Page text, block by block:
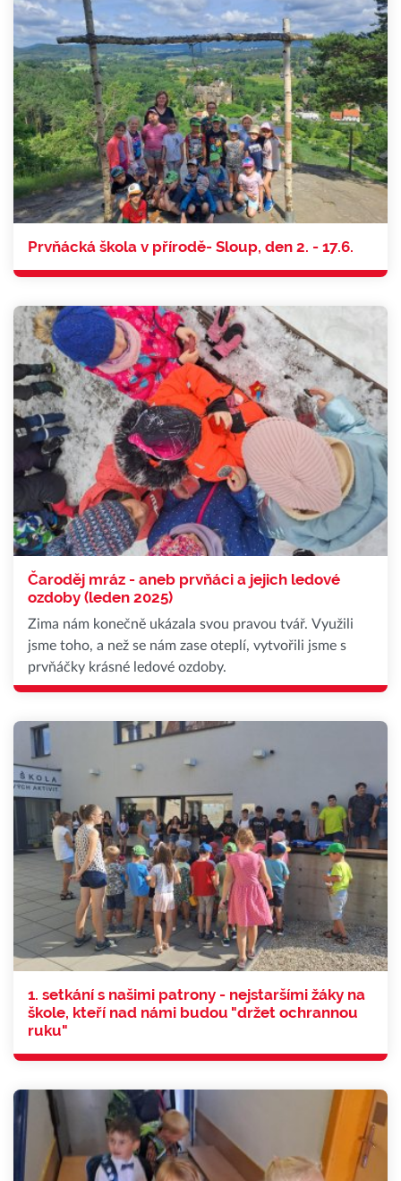
Prvňácká škola v přírodě- Sloup, den 2. - 17.6.
Čaroděj mráz - aneb prvňáci a jejich ledové
ozdoby (leden 2025)
Zima nám konečně ukázala svou pravou tvář. Využili
jsme toho, a než se nám zase oteplí, vytvořili jsme s
prvňáčky krásné ledové ozdoby.
1. setkání s našimi patrony - nejstaršími žáky na
škole, kteří nad námi budou "držet ochrannou
ruku"